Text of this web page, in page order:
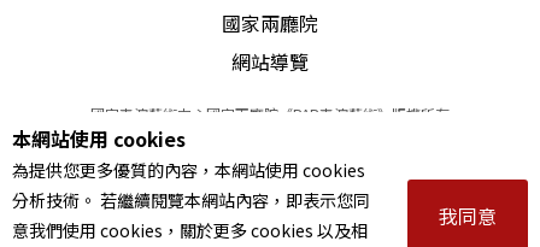
國家兩廳院
網站導覽
國家表演藝術中心國家兩廳院《PAR表演藝術》版權所有
© 2022Performing arts redefined. All Rights Reserved
統一編號 Tax Id number 00973926
本站所提供相關演出資訊，如有異動應以主辦單位公告為準。
服務條款｜隱私權聲明｜著作權聲明
本網站使用 cookies
為提供您更多優質的內容，本網站使用 cookies
分析技術。 若繼續閱覽本網站內容，即表示您同
意我們使用 cookies，關於更多 cookies 以及相
我同意